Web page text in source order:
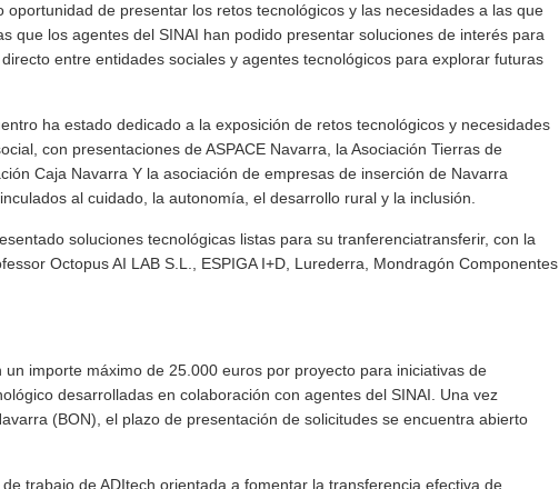
de presentar los retos tecnológicos y las necesidades a las que
que los agentes del SINAI han podido presentar soluciones de interés para
entre entidades sociales y agentes tecnológicos para explorar futuras
ha estado dedicado a la exposición de retos tecnológicos y necesidades
con presentaciones de ASPACE Navarra, la Asociación Tierras de
Caja Navarra Y la asociación de empresas de inserción de Navarra
al cuidado, la autonomía, el desarrollo rural y la inclusión.
soluciones tecnológicas listas para su tranferenciatransferir, con la
Octopus AI LAB S.L., ESPIGA I+D, Lurederra, Mondragón Componentes
importe máximo de 25.000 euros por proyecto para iniciativas de
desarrolladas en colaboración con agentes del SINAI. Una vez
(BON), el plazo de presentación de solicitudes se encuentra abierto
trabajo de ADItech orientada a fomentar la transferencia efectiva de